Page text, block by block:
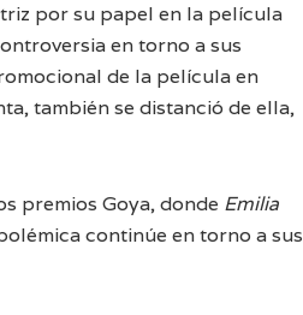
por su papel en la película
en torno a sus
de la película en
también se distanció de ella,
premios Goya, donde Emilia
continúe en torno a sus